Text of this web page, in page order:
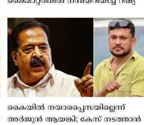
കൈയിൽ നയാപ്പൈസയില്ലെന്ന്
അർജുൻ ആയങ്കി; കേസ് നടത്താൻ